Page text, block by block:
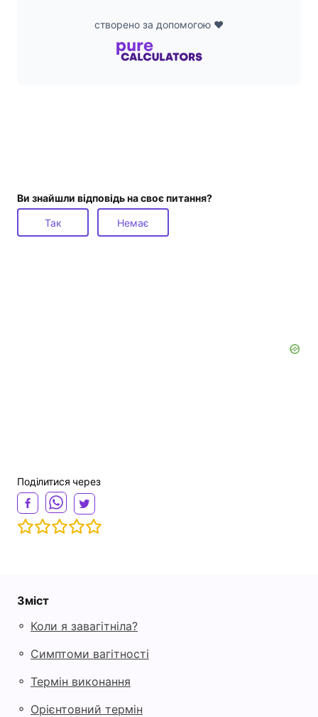
створено за допомогою ❤️
Ви знайшли відповідь на своє питання?
Так Немає
Поділитися через
Зміст
◦ Коли я завагітніла?
◦ Симптоми вагітності
◦ Термін виконання
◦ Орієнтовний термін